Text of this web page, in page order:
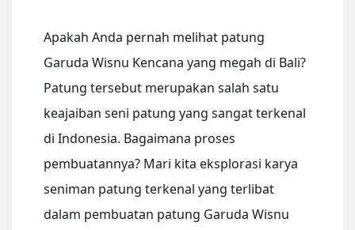
Apakah Anda pernah melihat patung
Garuda Wisnu Kencana yang megah di Bali?
Patung tersebut merupakan salah satu
keajaiban seni patung yang sangat terkenal
di Indonesia. Bagaimana proses
pembuatannya? Mari kita eksplorasi karya
seniman patung terkenal yang terlibat
dalam pembuatan patung Garuda Wisnu